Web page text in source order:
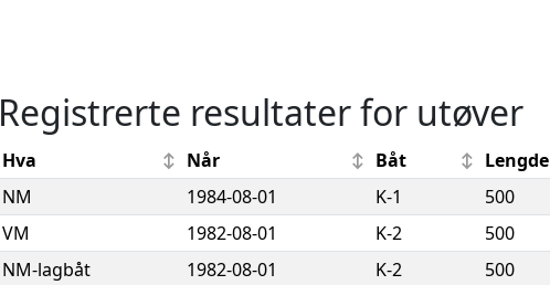
Registrerte resultater for utøver
Hva Når Båt Lengde
NM
1984-08-01 K-1 500
VM
1982-08-01 K-2 500
NM-lagbåt
1982-08-01 K-2 500